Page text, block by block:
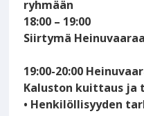
ryhmään
18:00 – 19:00
Siirtymä
19:00-20:00
Kaluston kuittaus ja
• Henkilöllisyyden